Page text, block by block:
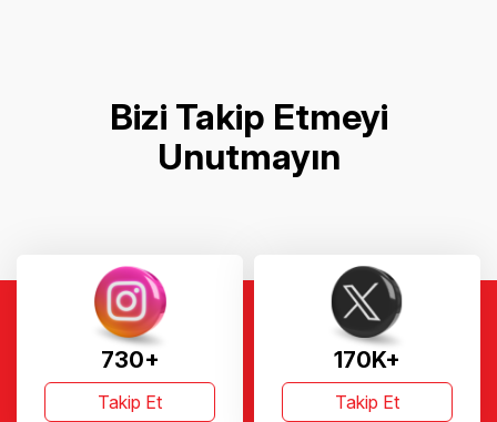
Bizi Takip Etmeyi
Unutmayın
730+
Takip Et
170K+
Takip Et